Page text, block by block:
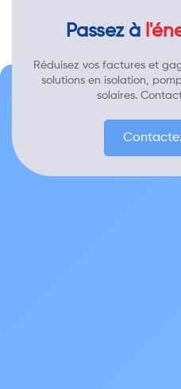
Passez à
Réduisez vos factures et
solutions en isolation,
solaires.